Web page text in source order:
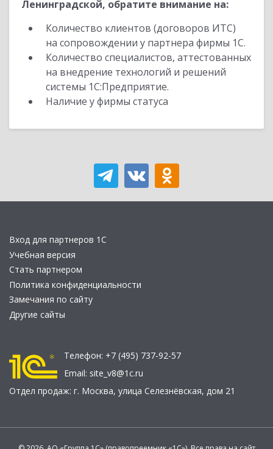
Ленинградской, обратите внимание на:
Количество клиентов (договоров ИТС)
на сопровождении у партнера фирмы 1С.
Количество специалистов, аттестованных
на внедрение технологий и решений
системы 1С:Предприятие.
Наличие у фирмы статуса
Вход для партнеров 1С
Учебная версия
Стать партнером
Политика конфиденциальности
Замечания по сайту
Другие сайты
Телефон: +7 (495) 737-92-57
Email: site_v8@1c.ru
Отдел продаж: г. Москва, улица Селезнёвская, дом 21